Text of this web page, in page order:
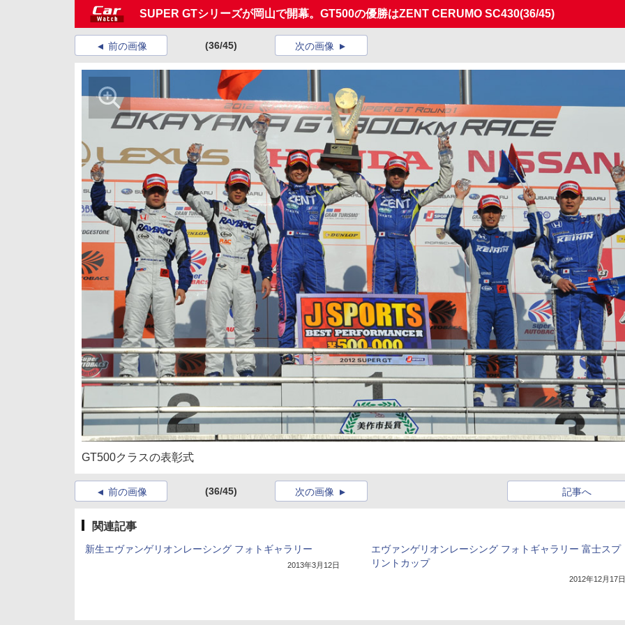
SUPER GTシリーズが岡山で開幕。GT500の優勝はZENT CERUMO SC430(36/45)
前の画像 (36/45) 次の画像
GT500クラスの表彰式
前の画像 (36/45) 記事へ
次の画像
関連記事
新生エヴァンゲリオンレーシング フォトギャラリー
2013年3月12日
エヴァンゲリオンレーシング フォトギャラリー 富士スプ
リントカップ
2012年12月17日